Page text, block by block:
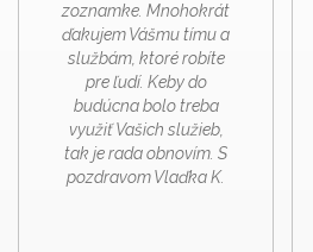
zoznamke. Mnohokrát
ďakujem Vášmu tímu a
službám, ktoré robíte
pre ľudí. Keby do
budúcna bolo treba
využiť Vašich služieb,
tak je rada obnovím. S
pozdravom Vlaďka K.